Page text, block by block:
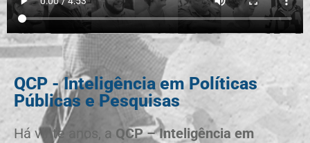
QCP - Inteligência em Políticas
Públicas e Pesquisas
Há vinte anos, a QCP – Inteligência em